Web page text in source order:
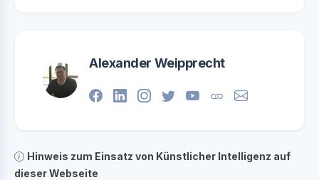
Alexander Weipprecht
Hinweis zum Einsatz von Künstlicher Intelligenz auf
dieser Webseite